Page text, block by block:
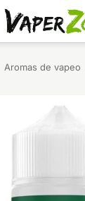
Aromas de vapeo